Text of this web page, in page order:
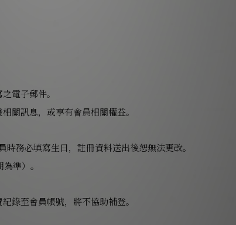
電子郵件。
關訊息，或享有會員相關權益。
務必填寫生日，註冊資料送出後恕無法更改。
準）。
錄至會員帳號，將不協助補登。